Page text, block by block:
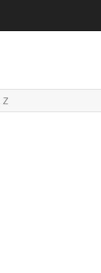
Z